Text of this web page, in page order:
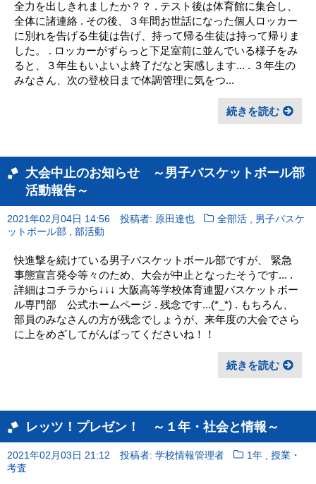
全力を出しきれましたか？？ . テスト後は体育館に集合し、
全体に諸連絡 . その後、３年間お世話になった個人ロッカー
に別れを告げる生徒は告げ、持って帰る生徒は持って帰りま
した。 . ロッカーがずらっと下足室前に並んでいる様子をみ
ると、３年生もいよいよ終了だなと実感します... . ３年生の
みなさん、次の登校日まで体調管理に気をつ...
続きを読む
大会中止のお知らせ ～男子バスケットボール部
活動報告～
2021年02月04日 14:56 投稿者: 原田達也 全部活
男子バスケ
ットボール部
部活動
快進撃を続けている男子バスケットボール部ですが、 緊急
事態宣言発令等々のため、大会が中止となったそうです... .
詳細はコチラから↓↓↓ 大阪高等学校体育連盟バスケットボー
ル専門部 公式ホームページ . 残念です...(*_*) . もちろん、
部員のみなさんの方が残念でしょうが、来年度の大会でさら
に上をめざしてがんばってくださいね！！
続きを読む
レッツ！プレゼン！ ～１年・社会と情報～
2021年02月03日 21:12 投稿者: 学校情報管理者 1年 ,授業・
考査